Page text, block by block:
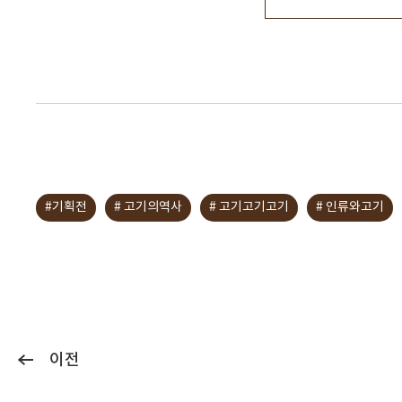
#기획전 # 고기의역사 # 고기고기고기 # 인류와고기
이전